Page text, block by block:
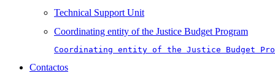
Technical Support Unit
Coordinating entity of the Justice Budget Program
Coordinating entity of the Justice Budget
Contactos